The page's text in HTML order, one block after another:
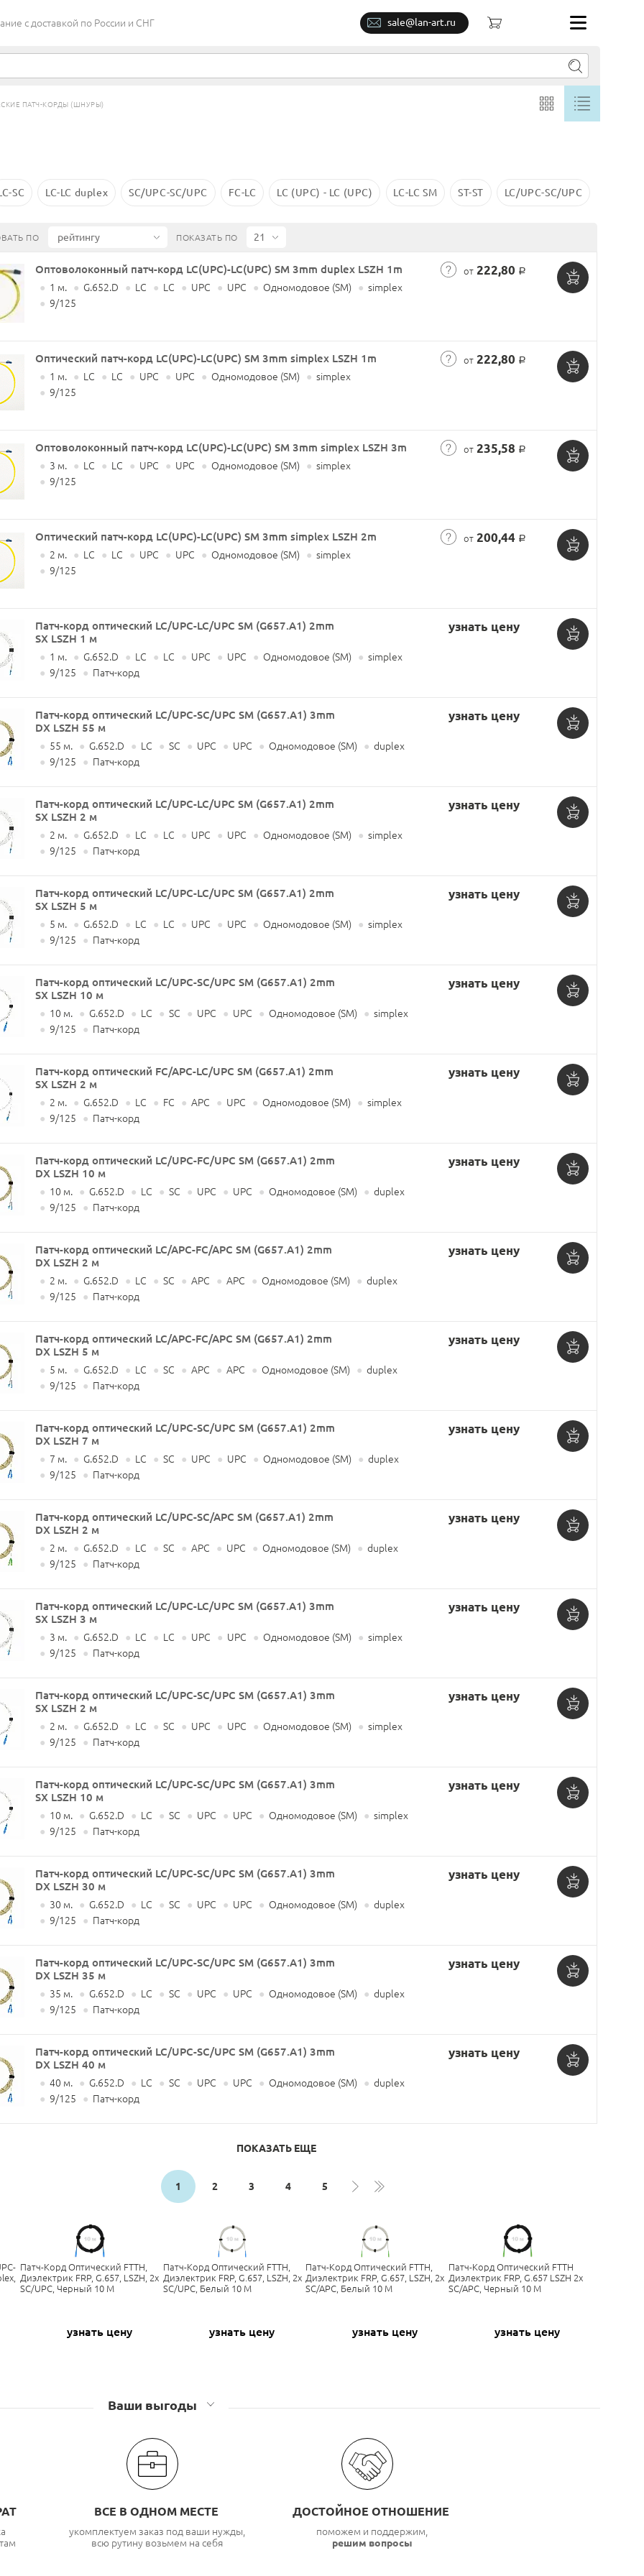
c доставкой по России и СНГ sale@lan-art.ru
ПАТЧ-КОРДЫ (ШНУРЫ)
SC LC-LC duplex SC/UPC-SC/UPC FC-LC LC (UPC) - LC (UPC) LC-LC SM ST-ST LC/UPC-SС/UPC
ПО ПОКАЗАТЬ ПО
Оптоволоконный патч-корд LC(UPC)-LC(UPC) SM 3mm duplex LSZH 1m от 222,80 Р
● 1 м. ● G.652.D ● LC ● LC ● UPC ● UPC ● Одномодовое (SM) ● simplex
● 9/125
Оптический патч-корд LC(UPC)-LC(UPC) SM 3mm simplex LSZH 1m от 222,80 Р
● 1 м. ● LC ● LC ● UPC ● UPC ● Одномодовое (SM) ● simplex
● 9/125
Оптоволоконный патч-корд LC(UPC)-LC(UPC) SM 3mm simplex LSZH 3m от 235,58 Р
● 3 м. ● LC ● LC ● UPC ● UPC ● Одномодовое (SM) ● simplex
● 9/125
Оптический патч-корд LC(UPC)-LC(UPC) SM 3mm simplex LSZH 2m от 200,44 Р
● 2 м. ● LC ● LC ● UPC ● UPC ● Одномодовое (SM) ● simplex
● 9/125
Патч-корд оптический LC/UPC-LC/UPC SM (G657.A1) 2mm
SX LSZH 1 м
узнать цену
● 1 м. ● G.652.D ● LC ● LC ● UPC ● UPC ● Одномодовое (SM) ● simplex
● 9/125 ● Патч-корд
Патч-корд оптический LC/UPC-SC/UPC SM (G657.A1) 3mm
DX LSZH 55 м
узнать цену
● 55 м. ● G.652.D ● LC ● SC ● UPC ● UPC ● Одномодовое (SM) ● duplex
● 9/125 ● Патч-корд
Патч-корд оптический LC/UPC-LC/UPC SM (G657.A1) 2mm
SX LSZH 2 м
узнать цену
● 2 м. ● G.652.D ● LC ● LC ● UPC ● UPC ● Одномодовое (SM) ● simplex
● 9/125 ● Патч-корд
Патч-корд оптический LC/UPC-LC/UPC SM (G657.A1) 2mm
SX LSZH 5 м
узнать цену
● 5 м. ● G.652.D ● LC ● LC ● UPC ● UPC ● Одномодовое (SM) ● simplex
● 9/125 ● Патч-корд
Патч-корд оптический LC/UPC-SC/UPC SM (G657.A1) 2mm
SX LSZH 10 м
узнать цену
● 10 м. ● G.652.D ● LC ● SC ● UPC ● UPC ● Одномодовое (SM) ● simplex
● 9/125 ● Патч-корд
Патч-корд оптический FC/APC-LC/UPC SM (G657.A1) 2mm
SX LSZH 2 м
узнать цену
● 2 м. ● G.652.D ● LC ● FC ● APC ● UPC ● Одномодовое (SM) ● simplex
● 9/125 ● Патч-корд
Патч-корд оптический LC/UPC-FC/UPC SM (G657.A1) 2mm
DX LSZH 10 м
узнать цену
● 10 м. ● G.652.D ● LC ● SC ● UPC ● UPC ● Одномодовое (SM) ● duplex
● 9/125 ● Патч-корд
Патч-корд оптический LC/APC-FC/APC SM (G657.A1) 2mm
DX LSZH 2 м
узнать цену
● 2 м. ● G.652.D ● LC ● SC ● APC ● APC ● Одномодовое (SM) ● duplex
● 9/125 ● Патч-корд
Патч-корд оптический LC/APC-FC/APC SM (G657.A1) 2mm
DX LSZH 5 м
узнать цену
● 5 м. ● G.652.D ● LC ● SC ● APC ● APC ● Одномодовое (SM) ● duplex
● 9/125 ● Патч-корд
Патч-корд оптический LC/UPC-SC/UPC SM (G657.A1) 2mm
DX LSZH 7 м
узнать цену
● 7 м. ● G.652.D ● LC ● SC ● UPC ● UPC ● Одномодовое (SM) ● duplex
● 9/125 ● Патч-корд
Патч-корд оптический LC/UPC-SC/APC SM (G657.A1) 2mm
DX LSZH 2 м
узнать цену
● 2 м. ● G.652.D ● LC ● SC ● APC ● UPC ● Одномодовое (SM) ● duplex
● 9/125 ● Патч-корд
Патч-корд оптический LC/UPC-LC/UPC SM (G657.A1) 3mm
SX LSZH 3 м
узнать цену
● 3 м. ● G.652.D ● LC ● LC ● UPC ● UPC ● Одномодовое (SM) ● simplex
● 9/125 ● Патч-корд
Патч-корд оптический LC/UPC-SC/UPC SM (G657.A1) 3mm
SX LSZH 2 м
узнать цену
● 2 м. ● G.652.D ● LC ● SC ● UPC ● UPC ● Одномодовое (SM) ● simplex
● 9/125 ● Патч-корд
Патч-корд оптический LC/UPC-SC/UPC SM (G657.A1) 3mm
SX LSZH 10 м
узнать цену
● 10 м. ● G.652.D ● LC ● SC ● UPC ● UPC ● Одномодовое (SM) ● simplex
● 9/125 ● Патч-корд
Патч-корд оптический LC/UPC-SC/UPC SM (G657.A1) 3mm
DX LSZH 30 м
узнать цену
● 30 м. ● G.652.D ● LC ● SC ● UPC ● UPC ● Одномодовое (SM) ● duplex
● 9/125 ● Патч-корд
Патч-корд оптический LC/UPC-SC/UPC SM (G657.A1) 3mm
DX LSZH 35 м
узнать цену
● 35 м. ● G.652.D ● LC ● SC ● UPC ● UPC ● Одномодовое (SM) ● duplex
● 9/125 ● Патч-корд
Патч-корд оптический LC/UPC-SC/UPC SM (G657.A1) 3mm
DX LSZH 40 м
узнать цену
● 40 м. ● G.652.D ● LC ● SC ● UPC ● UPC ● Одномодовое (SM) ● duplex
● 9/125 ● Патч-корд
ПОКАЗАТЬ ЕЩЕ
1 2 3 4 5
Патч-Корд Оптический FTTH,
Диэлектрик FRP, G.657, LSZH, 2x
SC/UPC, Черный 10 М
узнать цену
Патч-Корд Оптический FTTH,
Диэлектрик FRP, G.657, LSZH, 2x
SC/UPC, Белый 10 М
узнать цену
Патч-Корд Оптический FTTH,
Диэлектрик FRP, G.657, LSZH, 2x
SC/APC, Белый 10 М
узнать цену
Патч-Корд Оптический FTTH
Диэлектрик FRP, G.657 LSZH 2x
SC/APC, Черный 10 М
узнать цену
Ваши выгоды
ВСЕ В ОДНОМ МЕСТЕ
укомплектуем заказ под ваши нужды,
всю рутину возьмем на себя
ДОСТОЙНОЕ ОТНОШЕНИЕ
поможем и поддержим,
решим вопросы